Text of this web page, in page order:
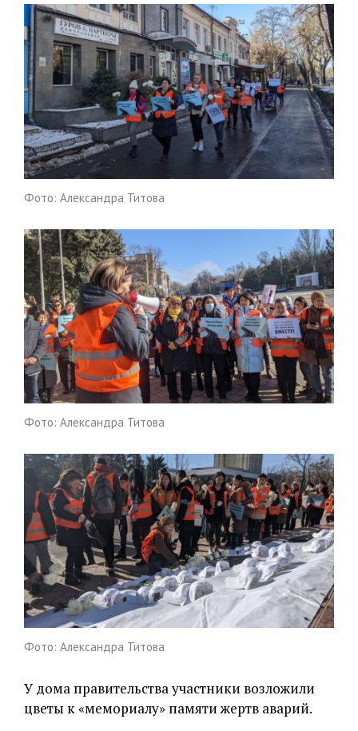
Фото: Александра Титова
Фото: Александра Титова
Фото: Александра Титова
У дома правительства участники возложили
цветы к «мемориалу» памяти жертв аварий.